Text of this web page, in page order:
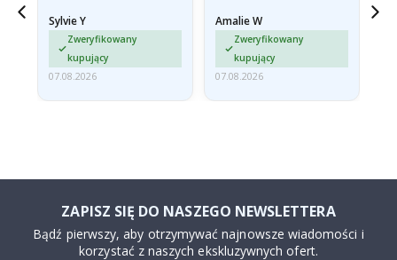
sont arrivés roulés et un…
Sylvie Y
Zweryfikowany
kupujący
07.08.2026
Amalie W
Zweryfikowany
kupujący
07.08.2026
ZAPISZ SIĘ DO NASZEGO NEWSLETTERA
Bądź pierwszy, aby otrzymywać najnowsze wiadomości i
korzystać z naszych ekskluzywnych ofert.